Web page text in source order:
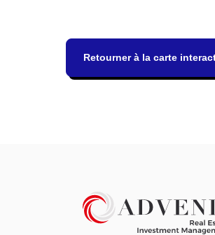
Retourner à la carte